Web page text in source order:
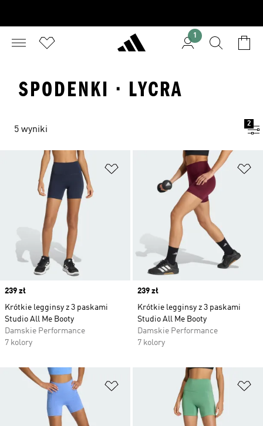
1
SPODENKI · LYCRA
5 wyniki
2
Dodaj do listy życzeń
Price
239 zł
Krótkie legginsy z 3 paskami
Studio All Me Booty
Damskie Performance
7 kolory
Price
239 zł
Krótkie legginsy z 3 paskami
Studio All Me Booty
Damskie Performance
7 kolory
Dodaj do listy życzeń